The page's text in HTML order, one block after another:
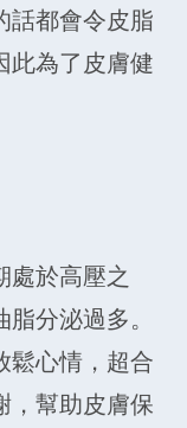
話都會令皮脂
此為了皮膚健
處於高壓之
分泌過多。
鬆心情，超合
，幫助皮膚保